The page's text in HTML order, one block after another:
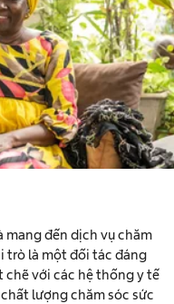
mang đến dịch vụ chăm
trò là một đối tác đáng
với các hệ thống y tế
lượng chăm sóc sức